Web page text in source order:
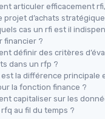
articuler efficacement
projet d’achats
cas un rfi est il
financier ?
définir des critères
dans un rfp ?
est la différence principale
la fonction finance ?
capitaliser sur les
au fil du temps ?